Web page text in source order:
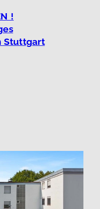
!
Stuttgart